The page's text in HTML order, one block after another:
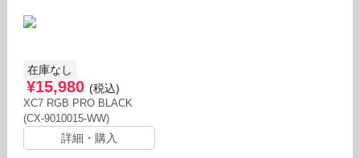
在庫なし
¥15,980 (税込)
XC7 RGB PRO BLACK
(CX-9010015-WW)
詳細・購入